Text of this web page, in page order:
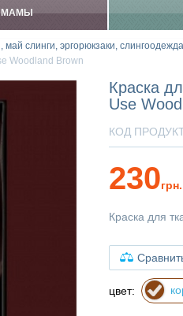
слинги, эргорюкзаки,
Woodland Brown
Краска
Use
КОД
230грн.
Краска для
цвет:
МАМЫ